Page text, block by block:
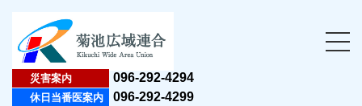
災害案内 096-292-4294
休日当番医案内 096-292-4299